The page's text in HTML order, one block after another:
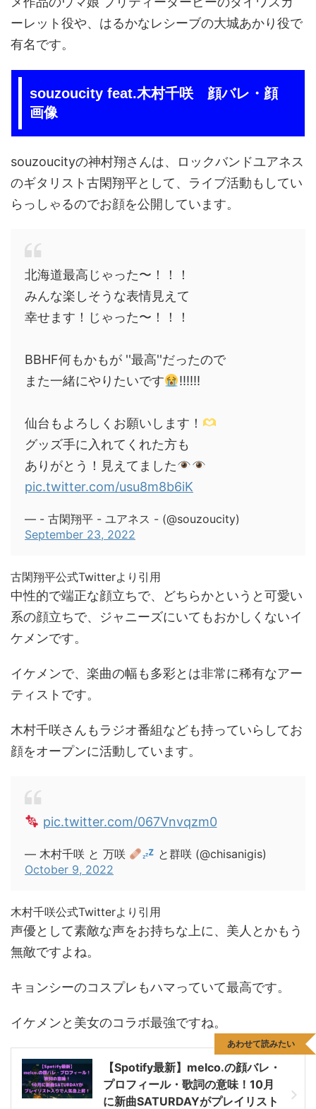
ーレット役や、はるかなレシーブの大城あかり役で
有名です。
souzoucity feat.木村千咲 顔バレ・顔
画像
souzoucityの神村翔さんは、ロックバンドユアネス
のギタリスト古閑翔平として、ライブ活動もしてい
らっしゃるのでお顔を公開しています。
北海道最高じゃった〜！！！
みんな楽しそうな表情見えて
幸せます！じゃった〜！！！
BBHF何もかもが ''最高''だったので
また一緒にやりたいです
!!!!!!
仙台もよろしくお願いします！
グッズ手に入れてくれた方も
ありがとう！見えてました
pic.twitter.com/usu8m8b6iK
— - 古閑翔平 - ユアネス - (@souzoucity)
September 23, 2022
古閑翔平公式Twitterより引用
中性的で端正な顔立ちで、どちらかというと可愛い
系の顔立ちで、ジャニーズにいてもおかしくないイ
ケメンです。
イケメンで、楽曲の幅も多彩とは非常に稀有なアー
ティストです。
木村千咲さんもラジオ番組なども持っていらしてお
顔をオープンに活動しています。
pic.twitter.com/067Vnvqzm0
— 木村千咲 と 万咲
と群咲 (@chisanigis)
October 9, 2022
木村千咲公式Twitterより引用
声優として素敵な声をお持ちな上に、美人とかもう
無敵ですよね。
キョンシーのコスプレもハマっていて最高です。
イケメンと美女のコラボ最強ですね。
【Spotify最新】melco.の顔バレ・
プロフィール・歌詞の意味！10月
に新曲SATURDAYがプレイリスト
あわせて読みたい